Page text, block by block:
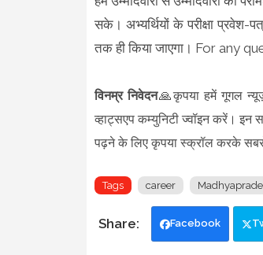
सके। अभ्यर्थियों के परीक्षा प्रवेश-
तक ही किया जाएगा। For any
विनम्र निवेदन🙏कृपया हमें गूगल
व्हाट्सएप कम्युनिटी ज्वॉइन करें। इन
पढ़ने के लिए कृपया स्क्रॉल करके
Tags career
Facebook